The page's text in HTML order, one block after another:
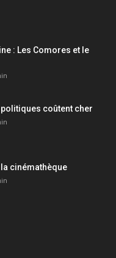
: Les Comores et le
coûtent cher
la cinémathèque